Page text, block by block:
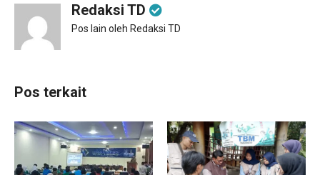
Redaksi TD
Pos lain oleh Redaksi TD
Pos terkait